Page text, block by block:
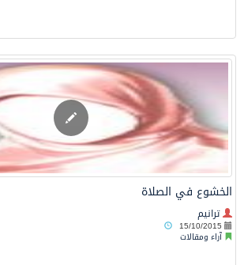
الخشوع في الصلاة
ترانيم
15/10/2015
آراء ومقالات